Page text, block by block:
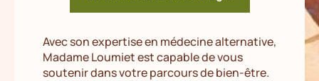
Avec son expertise en médecine alternative,
Madame Loumiet est capable de vous
soutenir dans votre parcours de bien-être.